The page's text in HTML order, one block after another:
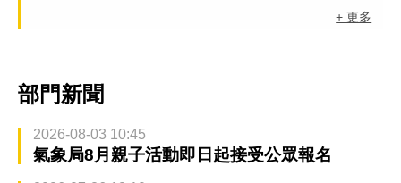
+ 更多
部門新聞
2026-08-03 10:45
氣象局8月親子活動即日起接受公眾報名